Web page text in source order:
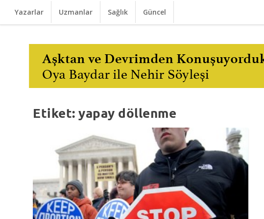
Yazarlar Uzmanlar Sağlık Güncel
Etiket:yapay döllenme